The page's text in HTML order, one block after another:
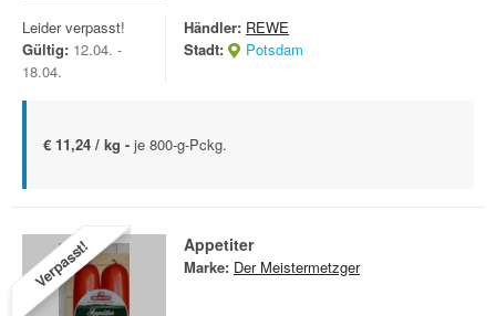
Leider verpasst!
Gültig: 12.04. -
18.04.
Händler: REWE
Stadt:
Potsdam
€ 11,24 / kg - je 800-g-Pckg.
Verpasst! Appetiter
Marke: Der Meistermetzger